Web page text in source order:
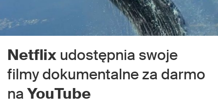
Netflix udostępnia swoje
filmy dokumentalne za darmo
naYouTube